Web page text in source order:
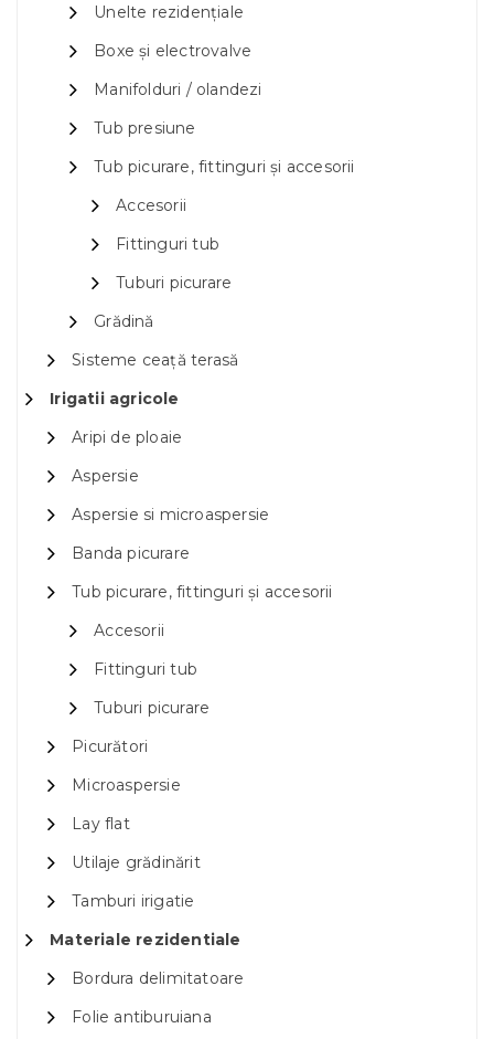
Unelte rezidențiale
Boxe și electrovalve
Manifolduri / olandezi
Tub presiune
Tub picurare, fittinguri și accesorii
Accesorii
Fittinguri tub
Tuburi picurare
Grădină
Sisteme ceață terasă
Irigatii agricole
Aripi de ploaie
Aspersie
Aspersie si microaspersie
Banda picurare
Tub picurare, fittinguri și accesorii
Accesorii
Fittinguri tub
Tuburi picurare
Picurători
Microaspersie
Lay flat
Utilaje grădinărit
Tamburi irigatie
Materiale rezidentiale
Bordura delimitatoare
Folie antiburuiana